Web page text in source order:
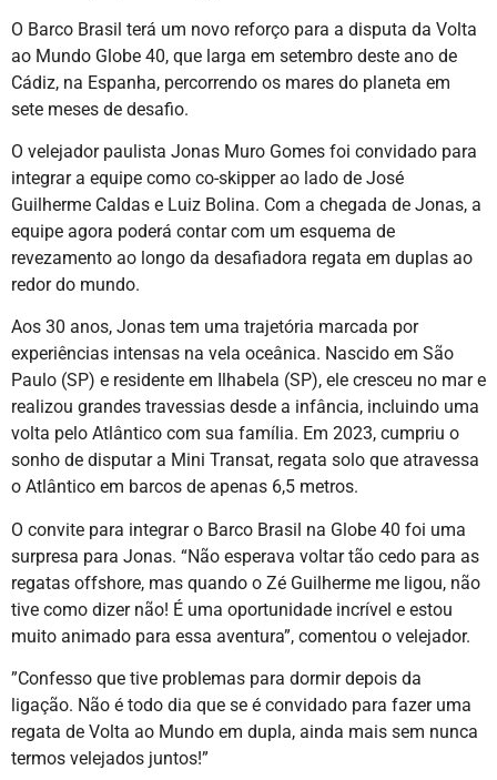
O Barco Brasil terá um novo reforço para a disputa da Volta
ao Mundo Globe 40, que larga em setembro deste ano de
Cádiz, na Espanha, percorrendo os mares do planeta em
sete meses de desafio.
O velejador paulista Jonas Muro Gomes foi convidado para
integrar a equipe como co-skipper ao lado de José
Guilherme Caldas e Luiz Bolina. Com a chegada de Jonas, a
equipe agora poderá contar com um esquema de
revezamento ao longo da desafiadora regata em duplas ao
redor do mundo.
Aos 30 anos, Jonas tem uma trajetória marcada por
experiências intensas na vela oceânica. Nascido em São
Paulo (SP) e residente em Ilhabela (SP), ele cresceu no mar e
realizou grandes travessias desde a infância, incluindo uma
volta pelo Atlântico com sua família. Em 2023, cumpriu o
sonho de disputar a Mini Transat, regata solo que atravessa
o Atlântico em barcos de apenas 6,5 metros.
O convite para integrar o Barco Brasil na Globe 40 foi uma
surpresa para Jonas. “Não esperava voltar tão cedo para as
regatas offshore, mas quando o Zé Guilherme me ligou, não
tive como dizer não! É uma oportunidade incrível e estou
muito animado para essa aventura”, comentou o velejador.
”Confesso que tive problemas para dormir depois da
ligação. Não é todo dia que se é convidado para fazer uma
regata de Volta ao Mundo em dupla, ainda mais sem nunca
termos velejados juntos!”